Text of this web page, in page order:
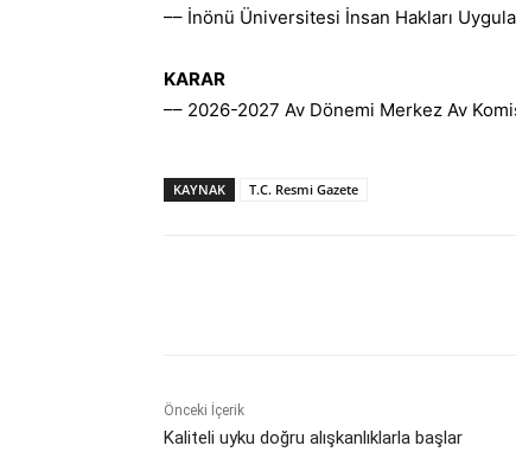
–– İnönü Üniversitesi İnsan Hakları
KARAR
–– 2026-2027 Av Dönemi Merkez Av
KAYNAK T.C. Resmi Gazete
Önceki İçerik
Kaliteli uyku doğru alışkanlıklarla başlar